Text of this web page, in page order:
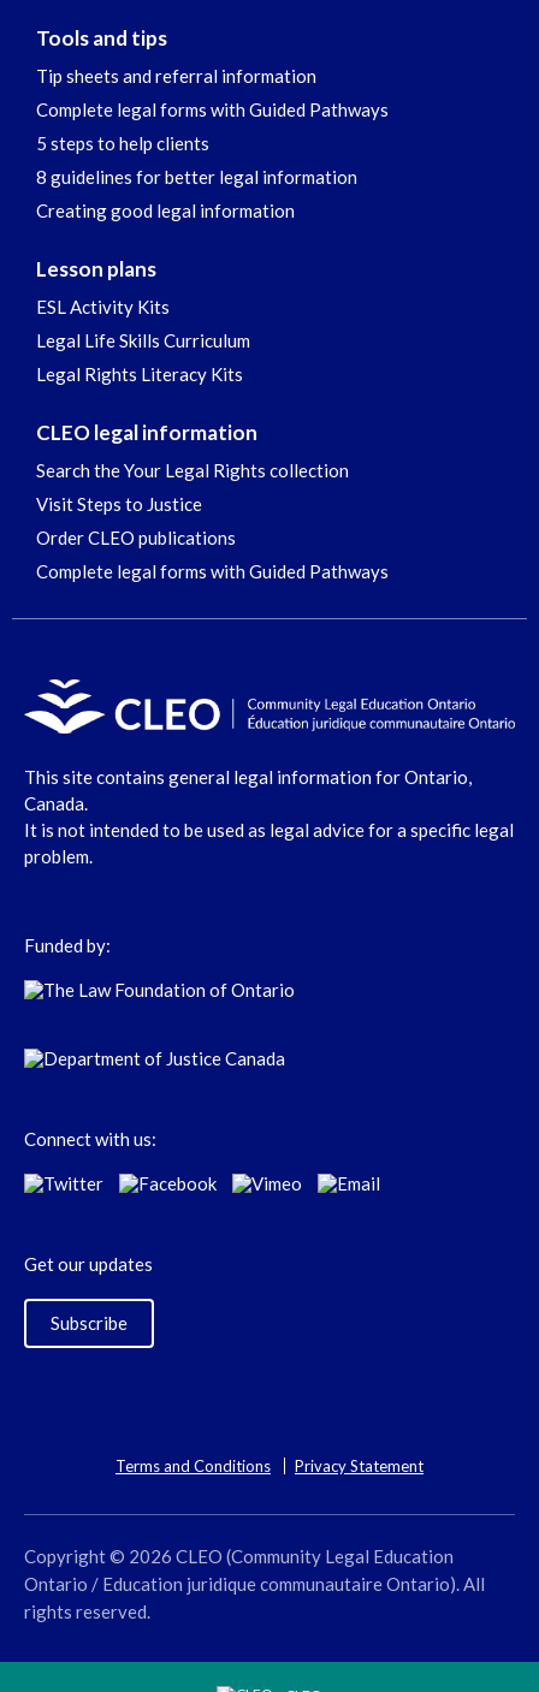
Tools and tips
Tip sheets and referral information
Complete legal forms with Guided Pathways
5 steps to help clients
8 guidelines for better legal information
Creating good legal information
Lesson plans
ESL Activity Kits
Legal Life Skills Curriculum
Legal Rights Literacy Kits
CLEO legal information
Search the Your Legal Rights collection
Visit Steps to Justice
Order CLEO publications
Complete legal forms with Guided Pathways
This site contains general legal information for Ontario,
Canada.
It is not intended to be used as legal advice for a specific legal
problem.
Funded by:
Connect with us:
Get our updates
Subscribe
Terms and Conditions Privacy Statement
Copyright © 2026 CLEO (Community Legal Education
Ontario / Education juridique communautaire Ontario). All
rights reserved.